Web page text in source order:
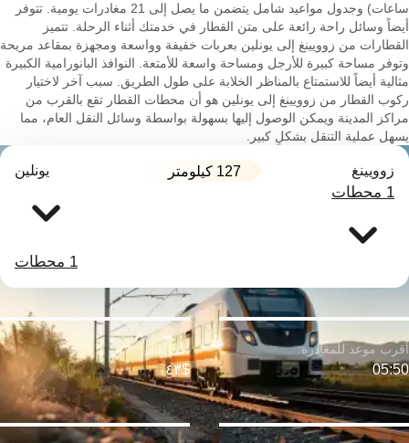
ساعات) وجدول مواعيد شامل يتضمن ما يصل إلى 21 مغادرات يومية. تتوفر
أيضاً وسائل راحة رائعة على متن القطار في خدمتك أثناء الرحلة. تتميز
القطارات من زوويينغ إلى يونلين بعربات خفيفة وواسعة ومجهزة بمقاعد مريحة
وتوفر مساحة كبيرة للأرجل ومساحة واسعة للأمتعة. النوافذ البانورامية الكبيرة
مثالية أيضاً للاستمتاع بالمناظر الخلابة على طول الطريق. سبب آخر لاختيار
ركوب القطار من زوويينغ إلى يونلين هو أن محطات القطار تقع بالقرب من
مراكز المدينة ويمكن الوصول إليها بسهولة بواسطة وسائل النقل العام، مما
يسهل عملية التنقل بشكلٍ كبير.
زوويينغ 127 كيلومتر يونلين
1 محطات
1 محطات
05:50 $٤٣